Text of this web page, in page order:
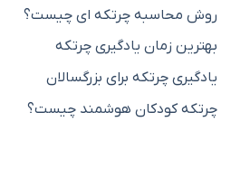
روش محاسبه چرتکه ای چیست؟
بهترین زمان یادگیری چرتکه
یادگیری چرتکه برای بزرگسالان
چرتکه کودکان هوشمند چیست؟